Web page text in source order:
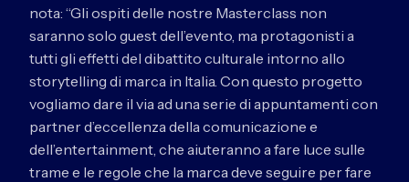
nota: “Gli ospiti delle nostre Masterclass non
saranno solo guest dell’evento, ma protagonisti a
tutti gli effetti del dibattito culturale intorno allo
storytelling di marca in Italia. Con questo progetto
vogliamo dare il via ad una serie di appuntamenti con
partner d’eccellenza della comunicazione e
dell’entertainment, che aiuteranno a fare luce sulle
trame e le regole che la marca deve seguire per fare